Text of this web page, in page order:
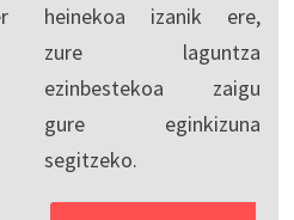
heinekoa izanik ere,
zure laguntza
ezinbestekoa zaigu
gure eginkizuna
segitzeko.